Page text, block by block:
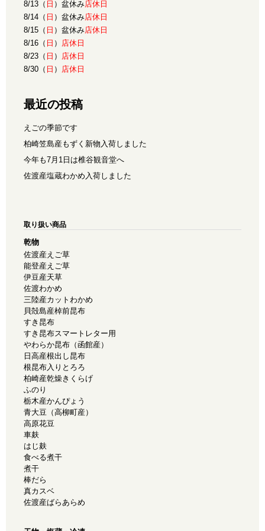
8/13（ 日 ）盆休み店休日
8/14（ 日 ）盆休み店休日
8/15（ 日 ）盆休み店休日
8/16（ 日 ） 店休日
8/23（ 日 ） 店休日
8/30（ 日 ） 店休日
最近の投稿
えごの季節です
柏崎笠島産もずく新物入荷しました
今年も7月1日は椎谷観音堂へ
佐渡産塩蔵わかめ入荷しました
取り扱い商品
乾物
佐渡産えご草
能登産えご草
伊豆産天草
佐渡わかめ
三陸産カットわかめ
貝殻島産棹前昆布
すき昆布
すき昆布スマートレター用
やわらか昆布（函館産）
日高産根出し昆布
根昆布入りとろろ
柏崎産乾燥きくらげ
ふのり
栃木産かんぴょう
青大豆（高柳町産）
高原花豆
車麸
はじ麸
食べる煮干
煮干
棒だら
真カスベ
佐渡産ばらあらめ